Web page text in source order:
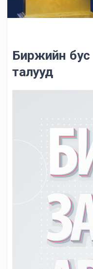
Биржийн бус
талууд